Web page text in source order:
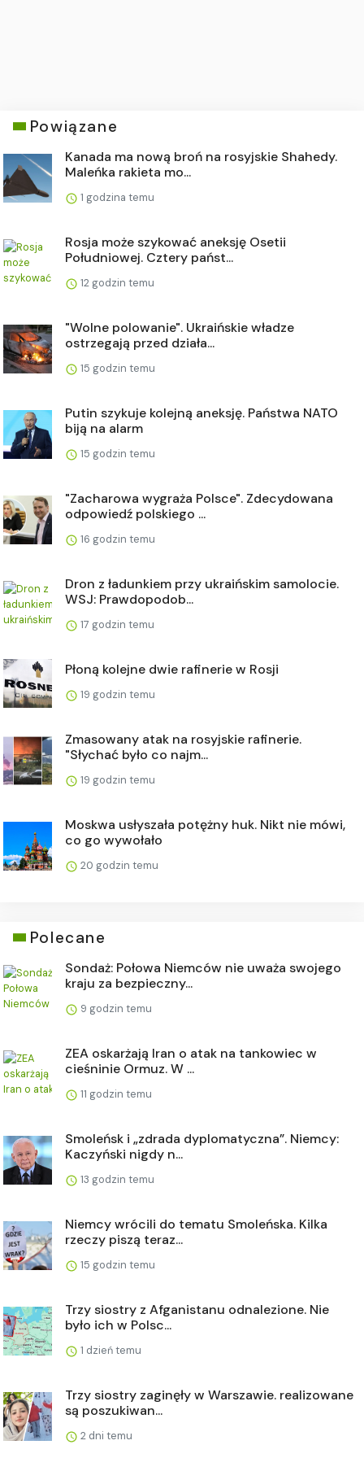
Powiązane
Kanada ma nową broń na rosyjskie Shahedy.
Maleńka rakieta mo...
1 godzina temu
Rosja może szykować aneksję Osetii
Południowej. Cztery państ...
12 godzin temu
"Wolne polowanie". Ukraińskie władze
ostrzegają przed działa...
15 godzin temu
Putin szykuje kolejną aneksję. Państwa NATO
biją na alarm
15 godzin temu
"Zacharowa wygraża Polsce". Zdecydowana
odpowiedź polskiego ...
16 godzin temu
Dron z ładunkiem przy ukraińskim samolocie.
WSJ: Prawdopodob...
17 godzin temu
Płoną kolejne dwie rafinerie w Rosji
19 godzin temu
Zmasowany atak na rosyjskie rafinerie.
"Słychać było co najm...
19 godzin temu
Moskwa usłyszała potężny huk. Nikt nie mówi,
co go wywołało
20 godzin temu
Polecane
Sondaż: Połowa Niemców nie uważa swojego
kraju za bezpieczny...
9 godzin temu
ZEA oskarżają Iran o atak na tankowiec w
cieśninie Ormuz. W ...
11 godzin temu
Smoleńsk i „zdrada dyplomatyczna”. Niemcy:
Kaczyński nigdy n...
13 godzin temu
Niemcy wrócili do tematu Smoleńska. Kilka
rzeczy piszą teraz...
15 godzin temu
Trzy siostry z Afganistanu odnalezione. Nie
było ich w Polsc...
1 dzień temu
Trzy siostry zaginęły w Warszawie. realizowane
są poszukiwan...
2 dni temu